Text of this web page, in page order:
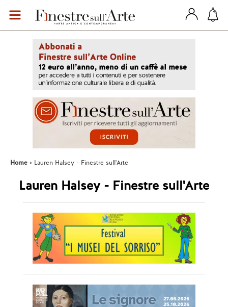
Home Lauren Halsey - Finestre sull'Arte
Lauren Halsey - Finestre sull'Arte